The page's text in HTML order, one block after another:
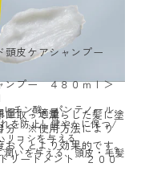
チン酸、パンテノール、
を防止し健やかに保つ/
リコシを与える
いを与える、頭皮・毛髪
ンプー ４８０ｍｌ＞
取って濡らした髪に塗
くとより効果的です。
皮ケアシャンプー
量 ：適量
分 ※使用方法により
リートメント ２００